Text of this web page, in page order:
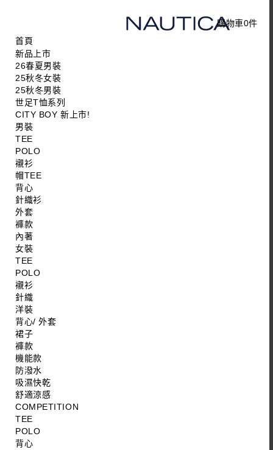
購物車0件
首頁
新品上市
26春夏男裝
25秋冬女裝
25秋冬男裝
世足T恤系列
CITY BOY 新上市!
男裝
TEE
POLO
襯衫
帽TEE
背心
針織衫
外套
褲款
內著
女裝
TEE
POLO
襯衫
針織
洋裝
背心/ 外套
裙子
褲款
機能款
防潑水
吸濕快乾
舒適涼感
COMPETITION
TEE
POLO
背心